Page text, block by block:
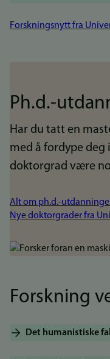
Forskningsnytt fra
Ph.d.-
Har du tatt en
med å fordype deg
doktorgrad være
Alt om ph.d.-
Nye doktorgrader fra
Bilde
Forskning
Det humanistiske